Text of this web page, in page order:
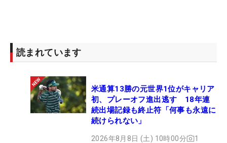
読まれています
米通算13勝の元世界1位がキャリア
初、プレーオフ進出逃す 18年連
続出場記録も終止符「何事も永遠に
続けられない」
2026年8月8日 (土) 10時00分 1